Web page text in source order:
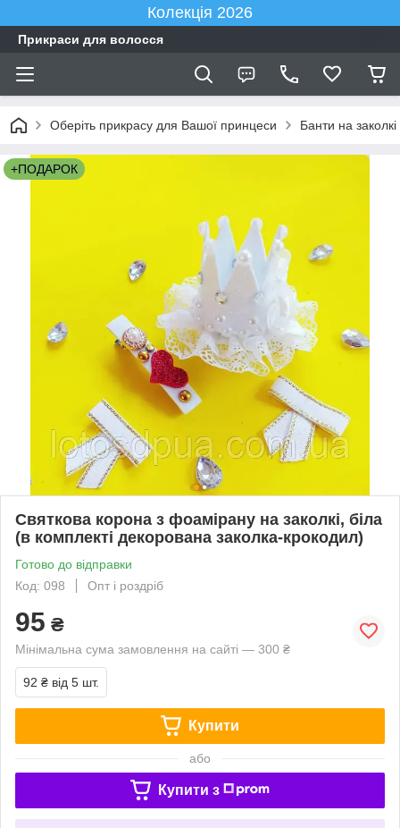
Колекція 2026
Прикраси для волосся
Оберіть прикрасу для Вашої принцеси Банти на заколкі
+ПОДАРОК
Святкова корона з фоамірану на заколкі, біла
(в комплекті декорована заколка-крокодил)
Готово до відправки
Код: 098
Опт і роздріб
95 ₴
Мінімальна сума замовлення на сайті — 300 ₴
92 ₴ від 5 шт.
Купити
або
Купити з